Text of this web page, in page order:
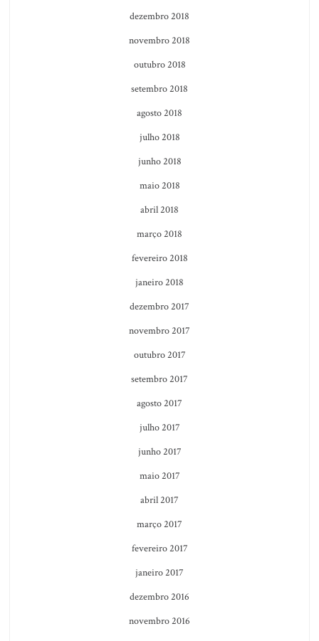
dezembro 2018
novembro 2018
outubro 2018
setembro 2018
agosto 2018
julho 2018
junho 2018
maio 2018
abril 2018
março 2018
fevereiro 2018
janeiro 2018
dezembro 2017
novembro 2017
outubro 2017
setembro 2017
agosto 2017
julho 2017
junho 2017
maio 2017
abril 2017
março 2017
fevereiro 2017
janeiro 2017
dezembro 2016
novembro 2016